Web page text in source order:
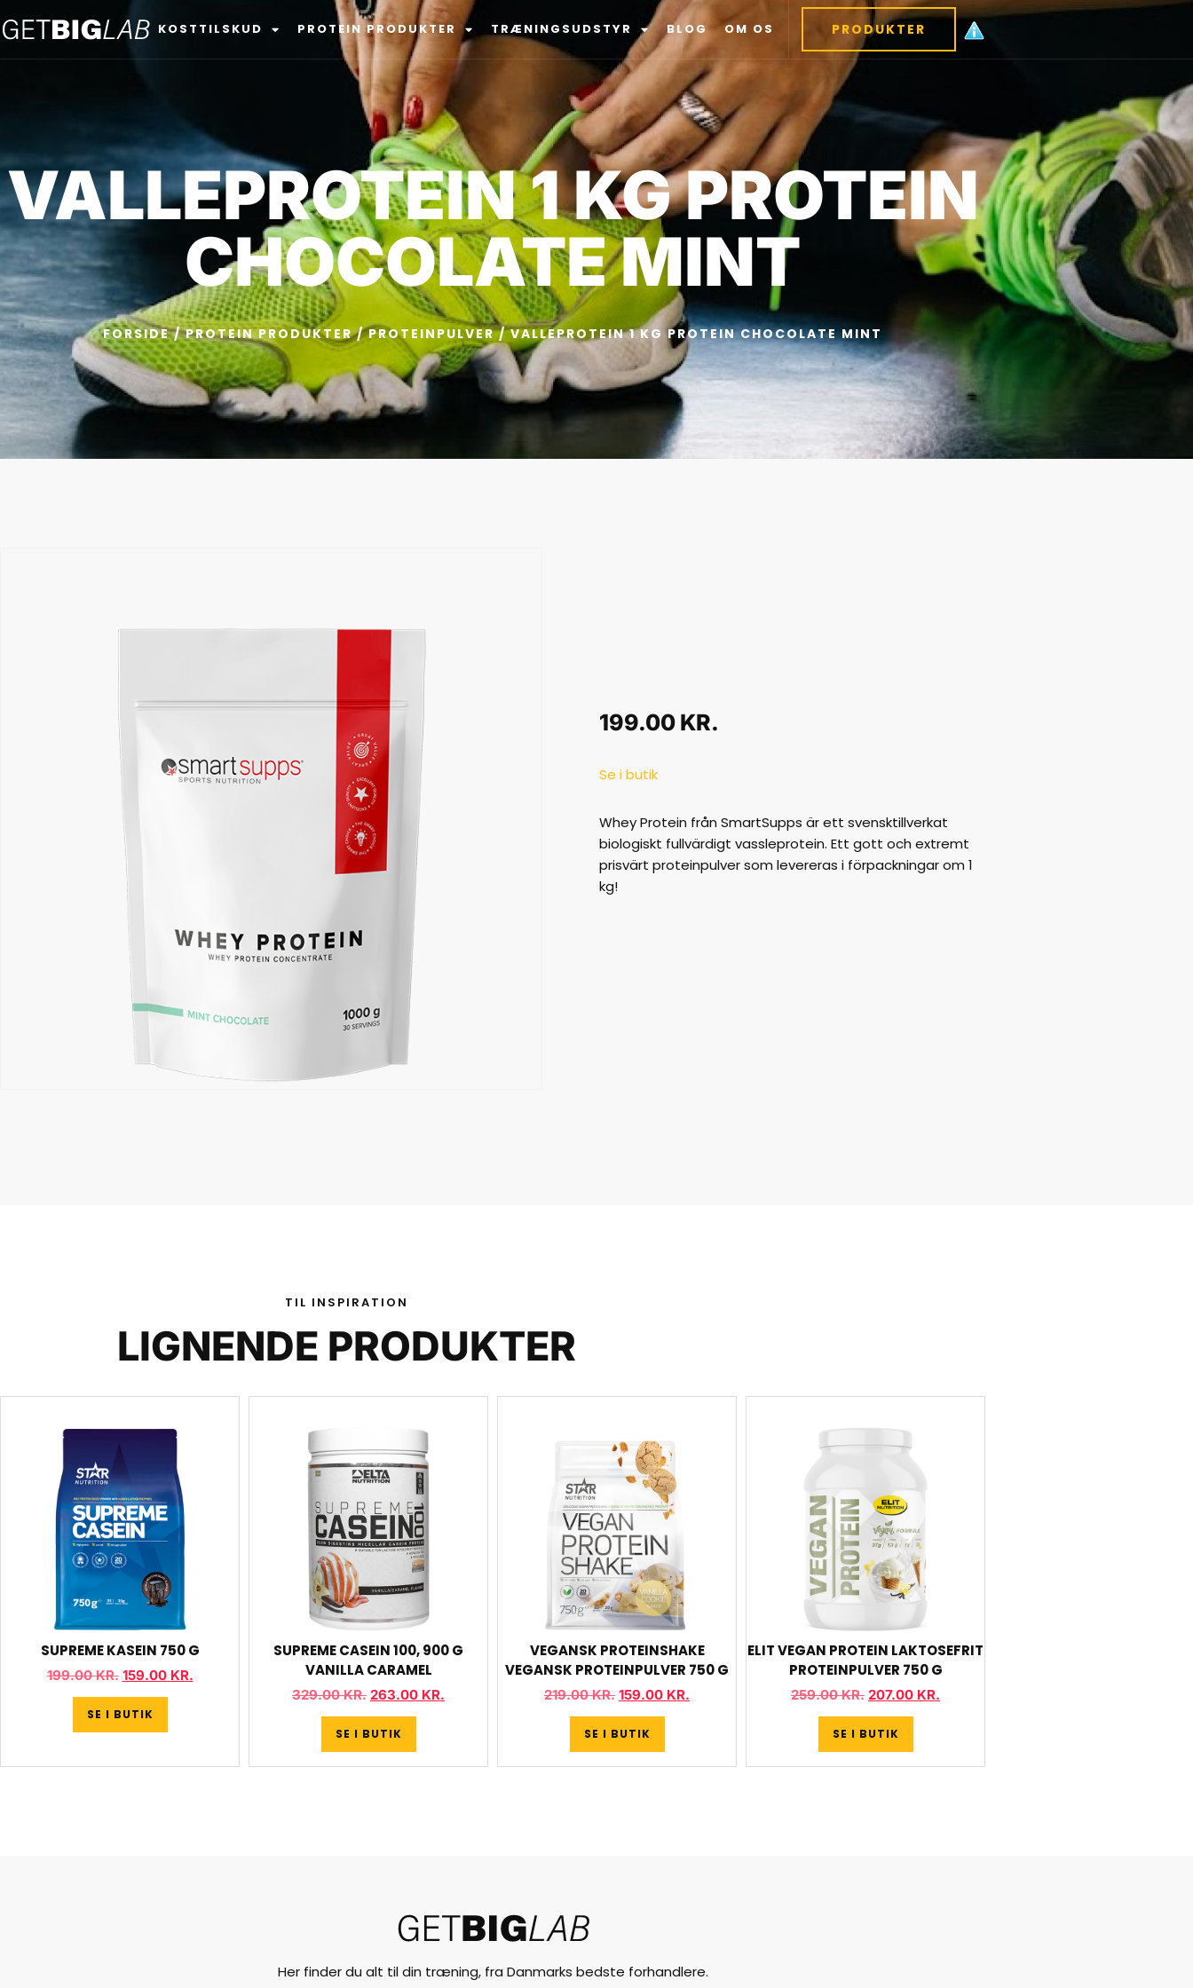
KOSTTILSKUD PROTEIN PRODUKTER TRÆNINGSUDSTYR BLOG OM OS PRODUKTER
VALLEPROTEIN 1 KG PROTEIN
CHOCOLATE MINT
FORSIDE/PROTEIN PRODUKTER/PROTEINPULVER/ VALLEPROTEIN 1 KG PROTEIN CHOCOLATE MINT
199.00 KR.
Se i butik
Whey Protein från SmartSupps är ett svensktillverkat
biologiskt fullvärdigt vassleprotein. Ett gott och extremt
prisvärt proteinpulver som levereras i förpackningar om 1
kg!
TIL INSPIRATION
LIGNENDE PRODUKTER
SUPREME KASEIN 750 G
199.00KR. 159.00 KR.
SE I BUTIK
SUPREME CASEIN 100, 900 G
VANILLA CARAMEL
329.00KR. 263.00 KR.
SE I BUTIK
VEGANSK PROTEINSHAKE
VEGANSK PROTEINPULVER 750 G
219.00KR. 159.00 KR.
SE I BUTIK
ELIT VEGAN PROTEIN LAKTOSEFRIT
PROTEINPULVER 750 G
259.00KR. 207.00 KR.
SE I BUTIK
Her finder du alt til din træning, fra Danmarks bedste forhandlere.